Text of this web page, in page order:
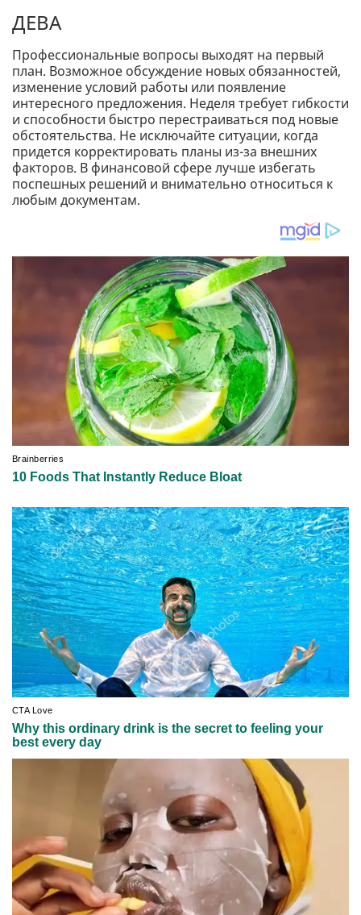
ДЕВА
Профессиональные вопросы выходят на первый
план. Возможное обсуждение новых обязанностей,
изменение условий работы или появление
интересного предложения. Неделя требует гибкости
и способности быстро перестраиваться под новые
обстоятельства. Не исключайте ситуации, когда
придется корректировать планы из-за внешних
факторов. В финансовой сфере лучше избегать
поспешных решений и внимательно относиться к
любым документам.